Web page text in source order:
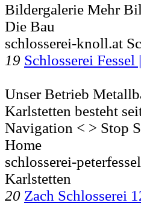
Bildergalerie Mehr
Die Bau
schlosserei-knoll.at
19 Schlosserei Fessel
Unser Betrieb
Karlstetten besteht
Navigation < > Stop
Home
schlosserei-
Karlstetten
20 Zach Schlosserei